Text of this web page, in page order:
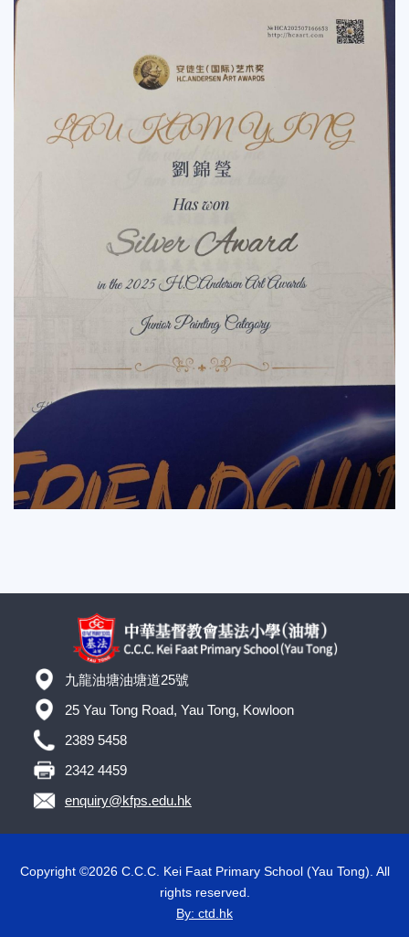
九龍油塘油塘道25號
25 Yau Tong Road, Yau Tong, Kowloon
2389 5458
2342 4459
enquiry@kfps.edu.hk
Copyright ©2026 C.C.C. Kei Faat Primary School (Yau Tong). All
rights reserved.
By: ctd.hk